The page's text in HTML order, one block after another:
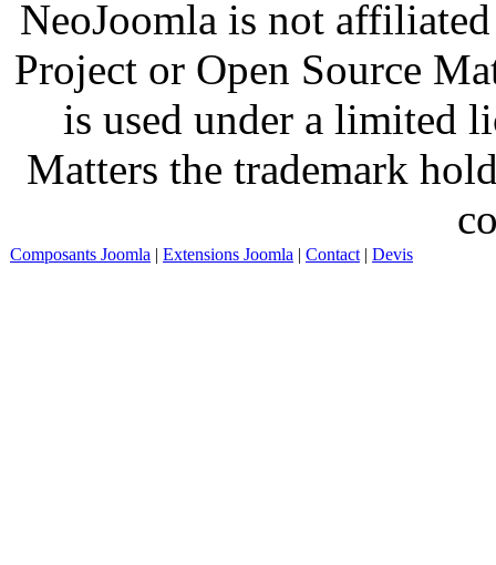
NeoJoomla is not
Project or Open Source
is used under a limited
Matters the trademark
Composants Joomla | Extensions Joomla | Contact | Devis